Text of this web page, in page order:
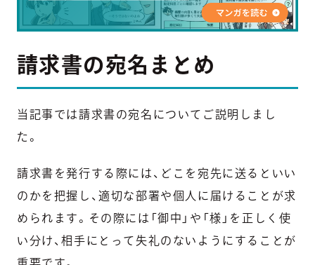
請求書の宛名まとめ
当記事では請求書の宛名についてご説明しまし
た。
請求書を発行する際には、どこを宛先に送るといい
のかを把握し、適切な部署や個人に届けることが求
められます。その際には「御中」や「様」を正しく使
い分け、相手にとって失礼のないようにすることが